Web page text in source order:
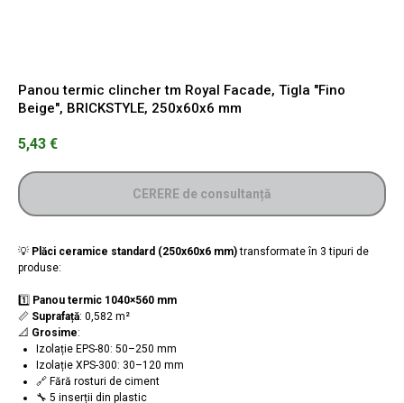
Panou termic clincher tm Royal Facade, Tigla "Fino
Beige", BRICKSTYLE, 250x60x6 mm
5,43 €
CERERE de consultanță
💡 Plăci ceramice standard (250x60x6 mm)transformate în 3 tipuri de
produse:
1️⃣ Panou termic 1040×560 mm
📏 Suprafață: 0,582 m²
📐 Grosime:
Izolație EPS-80: 50–250 mm
Izolație XPS-300: 30–120 mm
🔗 Fără rosturi de ciment
🔧 5 inserții din plastic